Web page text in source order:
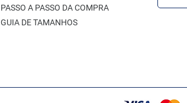
PASSO A PASSO DA COMPRA
GUIA DE TAMANHOS